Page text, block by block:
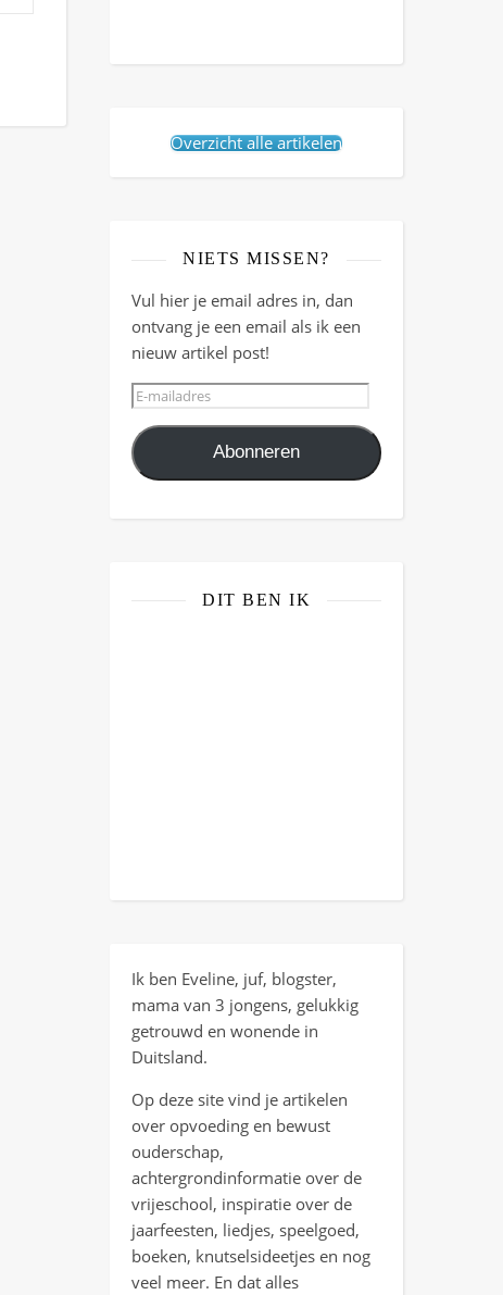
Overzicht alle artikelen
NIETS MISSEN?
Vul hier je email adres in, dan
ontvang je een email als ik een
nieuw artikel post!
E-mailadres
Abonneren
DIT BEN IK
Ik ben Eveline, juf, blogster,
mama van 3 jongens, gelukkig
getrouwd en wonende in
Duitsland.
Op deze site vind je artikelen
over opvoeding en bewust
ouderschap,
achtergrondinformatie over de
vrijeschool, inspiratie over de
jaarfeesten, liedjes, speelgoed,
boeken, knutselsideetjes en nog
veel meer. En dat alles